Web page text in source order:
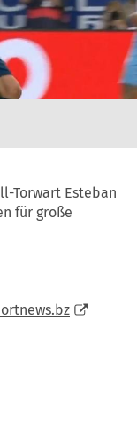
Torwart Esteban
für große